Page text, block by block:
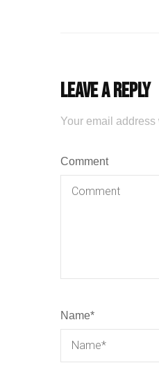
Leave a Reply
Your email
Comment
Name*